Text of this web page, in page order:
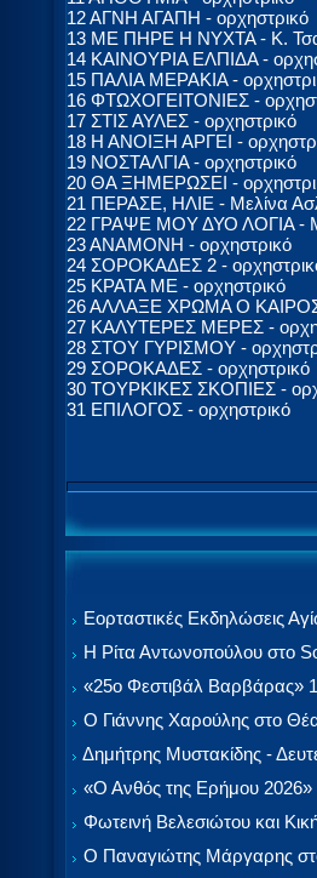
12 ΑΓΝΗ ΑΓΑΠΗ - ορχηστρικό
13 ΜΕ ΠΗΡΕ Η ΝΥΧΤΑ - Κ.
14 ΚΑΙΝΟΥΡΙΑ ΕΛΠΙΔΑ -
15 ΠΑΛΙΑ ΜΕΡΑΚΙΑ -
16 ΦΤΩΧΟΓΕΙΤΟΝΙΕΣ -
17 ΣΤΙΣ ΑΥΛΕΣ - ορχηστρικό
18 Η ΑΝΟΙΞΗ ΑΡΓΕΙ -
19 ΝΟΣΤΑΛΓΙΑ - ορχηστρικό
20 ΘΑ ΞΗΜΕΡΩΣΕΙ -
21 ΠΕΡΑΣΕ, ΗΛΙΕ - Μελίνα
22 ΓΡΑΨΕ ΜΟΥ ΔΥΟ ΛΟΓΙΑ -
23 ΑΝΑΜΟΝΗ - ορχηστρικό
24 ΣΟΡΟΚΑΔΕΣ 2 -
25 ΚΡΑΤΑ ΜΕ - ορχηστρικό
26 ΑΛΛΑΞΕ ΧΡΩΜΑ Ο ΚΑΙΡΟΣ
27 ΚΑΛΥΤΕΡΕΣ ΜΕΡΕΣ -
28 ΣΤΟΥ ΓΥΡΙΣΜΟΥ -
29 ΣΟΡΟΚΑΔΕΣ - ορχηστρικό
30 ΤΟΥΡΚΙΚΕΣ ΣΚΟΠΙΕΣ -
31 ΕΠΙΛΟΓΟΣ - ορχηστρικό
Εορταστικές Εκδηλώσεις
Η Ρίτα Αντωνοπούλου στο
«25ο Φεστιβάλ Βαρβάρας»
Ο Γιάννης Χαρούλης στο
Δημήτρης Μυστακίδης -
«Ο Ανθός της Ερήμου
Φωτεινή Βελεσιώτου και
Ο Παναγιώτης Μάργαρης